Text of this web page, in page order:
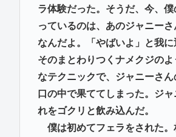
ラ体験だった。そうだ、今、
っているのは、あのジャニーさ
なんだよ。「やばいよ」と我に
そのまとわりつくナメクジの
なテクニックで、ジャニーさん
口の中で果ててしまった。ジ
れをゴクリと飲み込んだ。
僕は初めてフェラをされた